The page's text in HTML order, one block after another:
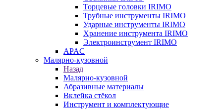
Торцевые головки IRIMO
Трубные инструменты IRIMO
Ударные инструменты IRIMO
Хранение инструмента IRIMO
Электроинструмент IRIMO
APAC
Малярно-кузовной
Назад
Малярно-кузовной
Абразивные материалы
Вклейка стёкол
Инструмент и комплектующие